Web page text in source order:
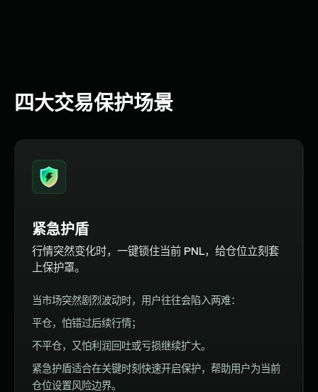
四大交易保护场景
紧急护盾
行情突然变化时，一键锁住当前 PNL，给仓位立刻套
上保护罩。
当市场突然剧烈波动时，用户往往会陷入两难：
平仓，怕错过后续行情；
不平仓，又怕利润回吐或亏损继续扩大。
紧急护盾适合在关键时刻快速开启保护，帮助用户为当前
仓位设置风险边界。